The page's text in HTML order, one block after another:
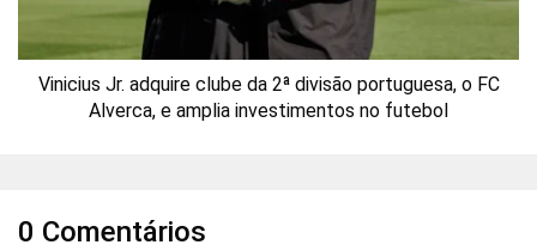
Vinicius Jr. adquire clube da 2ª divisão portuguesa, o FC
Alverca, e amplia investimentos no futebol
0 Comentários